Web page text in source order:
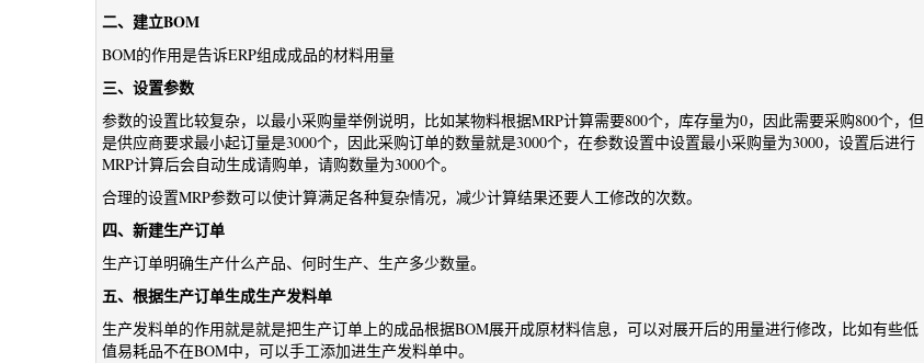
二、建立BOM
BOM的作用是告诉ERP组成成品的材料用量
三、设置参数
参数的设置比较复杂，以最小采购量举例说明，比如某物料根据MRP计算需要800个，库存量为0，因此需要采购800个，但
是供应商要求最小起订量是3000个，因此采购订单的数量就是3000个，在参数设置中设置最小采购量为3000，设置后进行
MRP计算后会自动生成请购单，请购数量为3000个。
合理的设置MRP参数可以使计算满足各种复杂情况，减少计算结果还要人工修改的次数。
四、新建生产订单
生产订单明确生产什么产品、何时生产、生产多少数量。
五、根据生产订单生成生产发料单
生产发料单的作用就是就是把生产订单上的成品根据BOM展开成原材料信息，可以对展开后的用量进行修改，比如有些低
值易耗品不在BOM中，可以手工添加进生产发料单中。